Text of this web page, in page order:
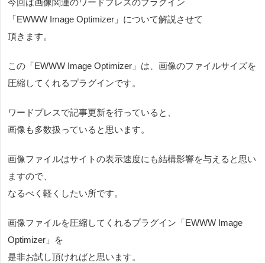
今回は画像関連のワードプレスのプラグイン
「EWWW Image Optimizer」について解説させて
頂きます。
この「EWWW Image Optimizer」は、画像のファイルサイズを
圧縮してくれるプラグインです。
ワードプレスで記事更新を行っていると、
画像も多数扱っていると思います。
画像ファイルはサイトの表示速度にも結構影響を与えると思い
ますので、
なるべく軽くしたい所です。
画像ファイルを圧縮してくれるプラグイン「EWWW Image
Optimizer」を
是非お試し頂ければと思います。